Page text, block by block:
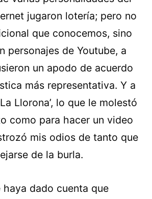
jugaron lotería; pero no
que conocemos, sino
personajes de Youtube, a
un apodo de acuerdo
más representativa. Y a
Llorona’, lo que le molestó
como para hacer un video
mis odios de tanto que
de la burla.
haya dado cuenta que